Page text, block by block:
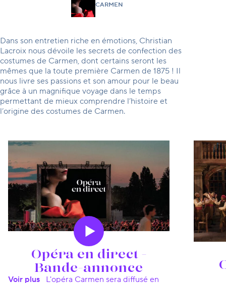
CARMEN
Dans son entretien riche en émotions, Christian
Lacroix nous dévoile les secrets de confection des
costumes de Carmen, dont certains seront les
mêmes que la toute première Carmen de 1875 ! Il
nous livre ses passions et son amour pour le beau
grâce à un magnifique voyage dans le temps
permettant de mieux comprendre l’histoire et
l’origine des costumes de Carmen.
Le Magazine
Opéra en direct -
Bande-annonce
Voir plus